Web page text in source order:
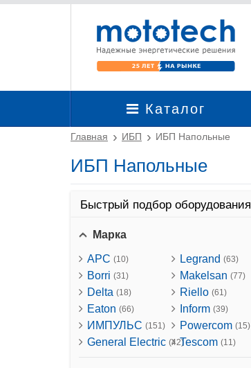
Каталог
Главная ИБП ИБП Напольные
ИБП Напольные
Быстрый подбор оборудования
Марка
APC (10)
Borri (31)
Delta (18)
Eaton (66)
ИМПУЛЬС (151)
General Electric (42)
Legrand (63)
Makelsan (77)
Riello (61)
Inform (39)
Powercom (15)
Tescom (11)